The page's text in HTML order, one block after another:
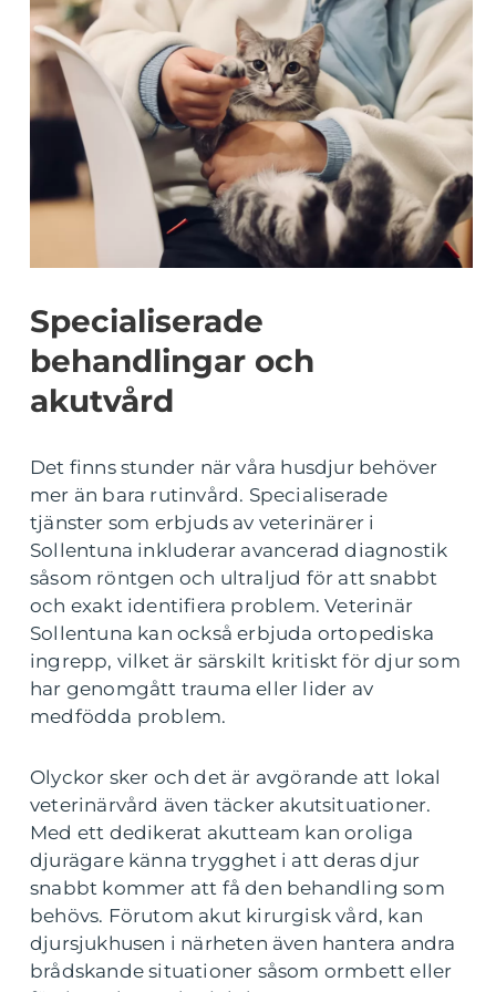
Specialiserade
behandlingar och
akutvård
Det finns stunder när våra husdjur behöver
mer än bara rutinvård. Specialiserade
tjänster som erbjuds av veterinärer i
Sollentuna inkluderar avancerad diagnostik
såsom röntgen och ultraljud för att snabbt
och exakt identifiera problem. Veterinär
Sollentuna kan också erbjuda ortopediska
ingrepp, vilket är särskilt kritiskt för djur som
har genomgått trauma eller lider av
medfödda problem.
Olyckor sker och det är avgörande att lokal
veterinärvård även täcker akutsituationer.
Med ett dedikerat akutteam kan oroliga
djurägare känna trygghet i att deras djur
snabbt kommer att få den behandling som
behövs. Förutom akut kirurgisk vård, kan
djursjukhusen i närheten även hantera andra
brådskande situationer såsom ormbett eller